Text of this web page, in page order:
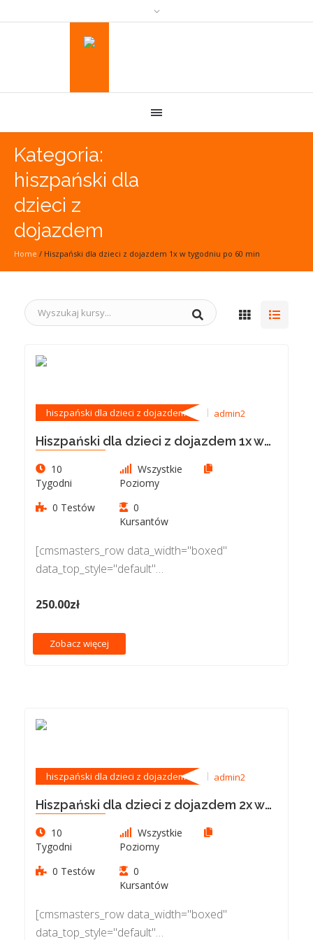
Kategoria:
hiszpański dla
dzieci z
dojazdem
Home / Hiszpański dla dzieci z dojazdem 1x w tygodniu po 60 min
hiszpański dla dzieci z dojazdem admin2
Hiszpański dla dzieci z dojazdem 1x w
10
Tygodni
Wszystkie
Poziomy
0 Testów
0
Kursantów
[cmsmasters_row data_width="boxed"
data_top_style="default"
data_padding_top="0"][cmsmasters_column
pierwsze Państwa dziecko otrzyma od nas
maksimum…
250.00zł
Zobacz więcej
hiszpański dla dzieci z dojazdem admin2
Hiszpański dla dzieci z dojazdem 2x w
10
Tygodni
Wszystkie
Poziomy
0 Testów
0
Kursantów
[cmsmasters_row data_width="boxed"
data_top_style="default"